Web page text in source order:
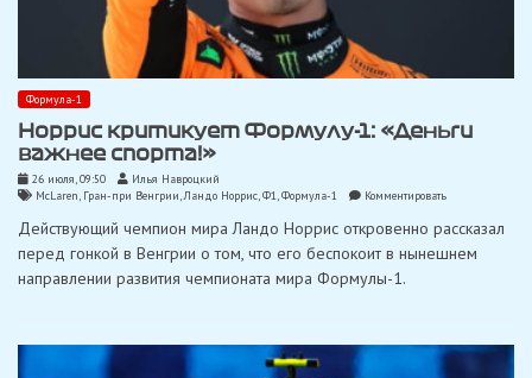
Формула-1
Норрис критикует Формулу-1: «Деньги
важнее спорта!»
26 июля, 09:50
Илья Навроцкий
McLaren, Гран-при Венгрии,Ландо Норрис,Ф1,Формула-1 Комментироватьon
критикует
«Деньги
Действующий чемпион мира Ландо Норрис откровенно рассказал
перед гонкой в ​​Венгрии о том, что его беспокоит в нынешнем
направлении развития чемпионата мира Формулы-1.